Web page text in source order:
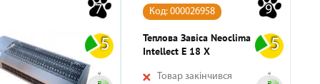
КОМПРЕСОРНО-КОНДЕНСАТОРНІ БЛОКИ
СОНЯЧНІ КОЛЕКТОРИ
КУЛЕРИ ДЛЯ ВОДИ
ТЕПЛОВІ ГАРМАТИ
7
5
9
5
Код: 000026958
Теплова Завіса Neoclima
Intellect E 18 X
Товар закінчився